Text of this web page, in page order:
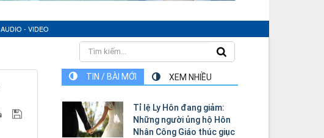
AUDIO - VIDEO
TIN / BÀI MỚI XEM NHIỀU
Tỉ lệ Ly Hôn đang giảm:
Những người ủng hộ Hôn
Nhân Công Giáo thúc giục